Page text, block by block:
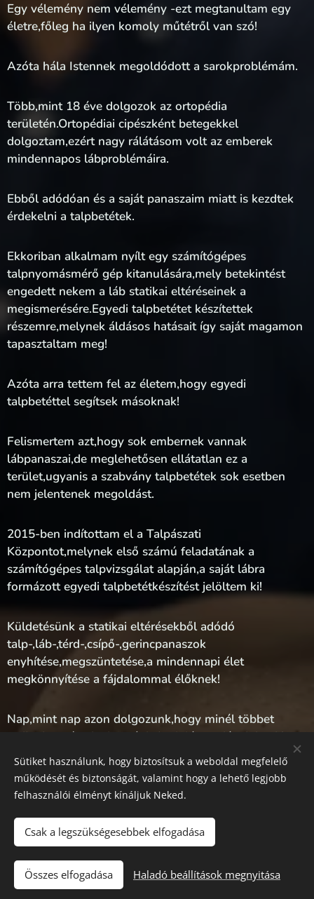
Egy vélemény nem vélemény -ezt megtanultam egy
életre,főleg ha ilyen komoly műtétről van szó!
Azóta hála Istennek megoldódott a sarokproblémám.
Több,mint 18 éve dolgozok az ortopédia
területén.Ortopédiai cipészként betegekkel
dolgoztam,ezért nagy rálátásom volt az emberek
mindennapos lábproblémáira.
Ebből adódóan és a saját panaszaim miatt is kezdtek
érdekelni a talpbetétek.
Ekkoriban alkalmam nyílt egy számítógépes
talpnyomásmérő gép kitanulására,mely betekintést
engedett nekem a láb statikai eltéréseinek a
megismerésére.Egyedi talpbetétet készítettek
részemre,melynek áldásos hatásait így saját magamon
tapasztaltam meg!
Azóta arra tettem fel az életem,hogy egyedi
talpbetéttel segítsek másoknak!
Felismertem azt,hogy sok embernek vannak
lábpanaszai,de meglehetősen ellátatlan ez a
terület,ugyanis a szabvány talpbetétek sok esetben
nem jelentenek megoldást.
2015-ben indítottam el a Talpászati
Központot,melynek első számú feladatának a
számítógépes talpvizsgálat alapján,a saját lábra
formázott egyedi talpbetétkészítést jelöltem ki!
Küldetésünk a statikai eltérésekből adódó
talp-,láb-,térd-,csípő-,gerincpanaszok
enyhítése,megszüntetése,a mindennapi élet
megkönnyítése a fájdalommal élőknek!
Nap,mint nap azon dolgozunk,hogy minél többet
tudjunk segíteni a hozzánk forduló vendégeinknek!
Czika Sándor,Talpászati Központ
Talpászati Központ
Az oldalt a
Webnodeműködteti Sütik
Sütiket használunk, hogy biztosítsuk a weboldal megfelelő
működését és biztonságát, valamint hogy a lehető legjobb
felhasználói élményt kínáljuk Neked.
Csak a legszükségesebbek elfogadása
Összes elfogadása Haladó beállítások megnyitása